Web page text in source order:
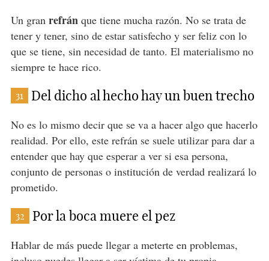
Un gran refrán que tiene mucha razón. No se trata de
tener y tener, sino de estar satisfecho y ser feliz con lo
que se tiene, sin necesidad de tanto. El materialismo no
siempre te hace rico.
31 Del dicho al hecho hay un buen trecho
No es lo mismo decir que se va a hacer algo que hacerlo
realidad. Por ello, este refrán se suele utilizar para dar a
entender que hay que esperar a ver si esa persona,
conjunto de personas o institución de verdad realizará lo
prometido.
32 Por la boca muere el pez
Hablar de más puede llegar a meterte en problemas,